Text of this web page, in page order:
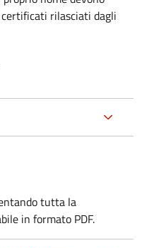
rilasciati dagli
tutta la
in formato PDF.